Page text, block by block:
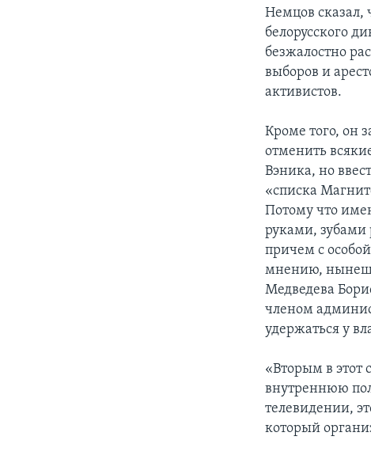
Немцов сказал,
белорусского
безжалостно
выборов и
активистов.
Кроме того, он
отменить
Вэника, но
«списка
Потому что
руками, зубами
причем с
мнению,
Медведева
членом
удержаться у
«Вторым в этот
внутреннюю
телевидении,
который